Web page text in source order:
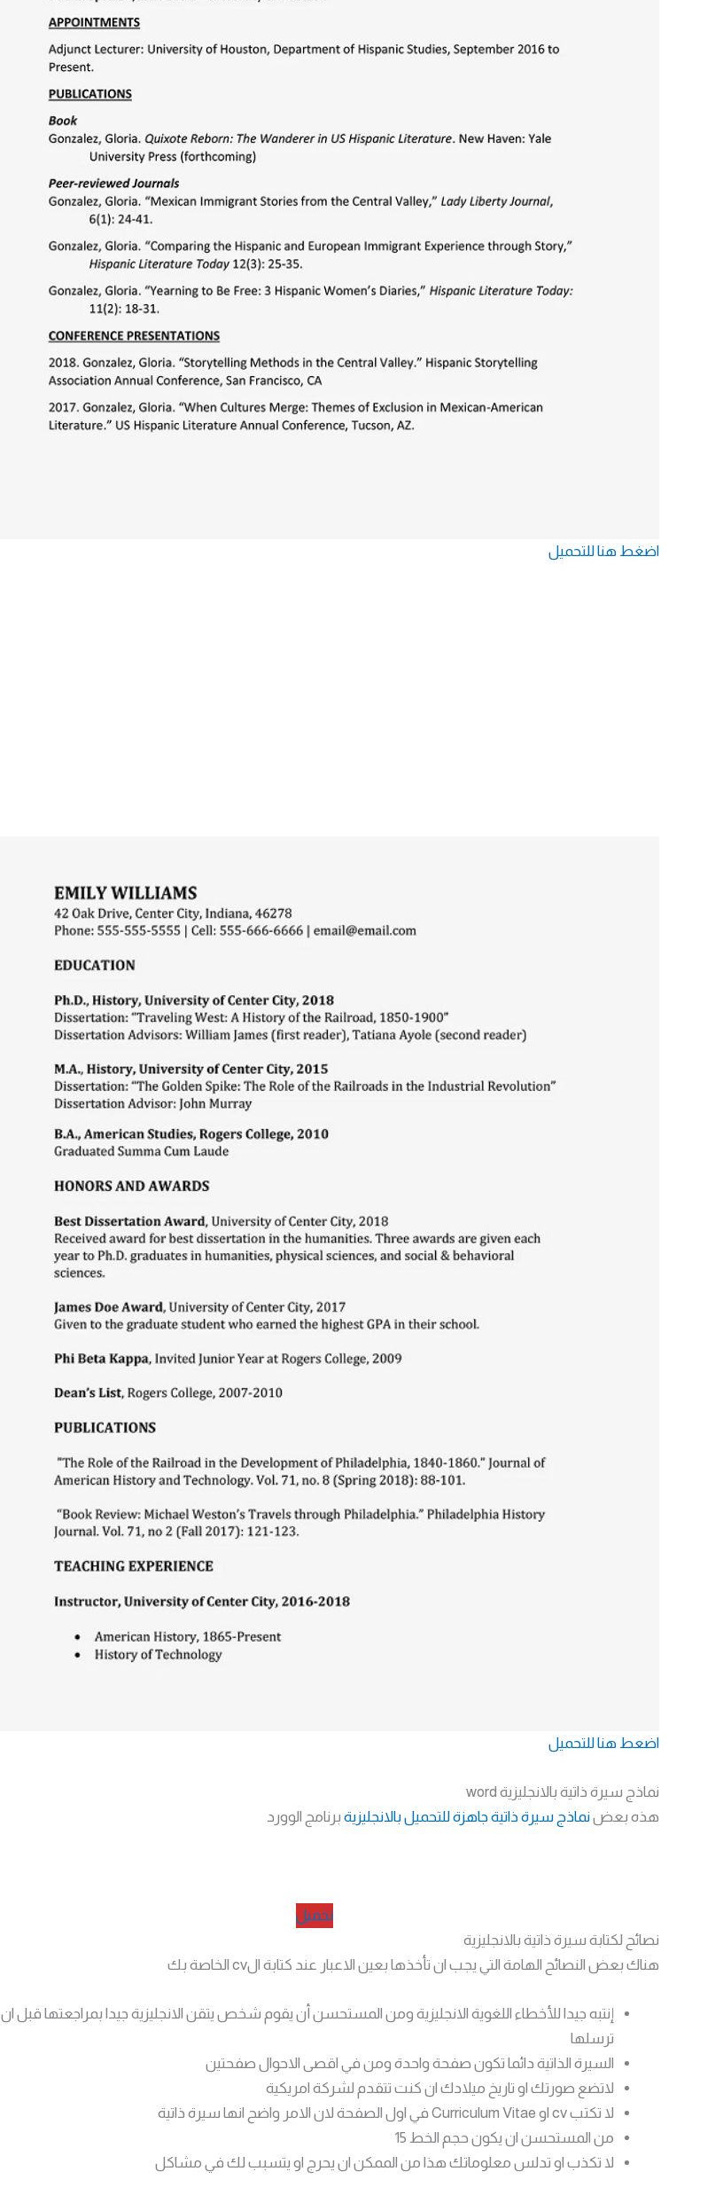
اضغط هنا للتحميل
اضعط هنا للتحميل
نماذج سيرة ذاتية بالانجليزية word
هذه بعضنماذج سيرة ذاتية جاهزة للتحميل بالانجليزية برنامج الوورد
تحميل
نصائح لكتابة سيرة ذاتية بالانجليزية
هناك بعض النصائح الهامة التي يجب ان تأخذها بعين الاعبار عند كتابة الcv الخاصة بك
إنتبه جيدا للأخطاء اللغوية الانجليزية ومن المستحسن أن يقوم شخص يتقن الانجليزية جيدا بمراجعتها قبل ان
ترسلها
السيرة الذاتية دائما تكون صفحة واحدة ومن في اقصى الاحوال صفحتين
لاتضع صورتك او تاريخ ميلادك ان كنت تتقدم لشركة امريكية
لا تكتب cv او Curriculum Vitae في اول الصفحة لان الامر واضح انها سيرة ذاتية
من المستحسن ان يكون حجم الخط 15
لا تكذب او تدلس معلوماتك هذا من الممكن ان يحرج او يتسبب لك في مشاكل